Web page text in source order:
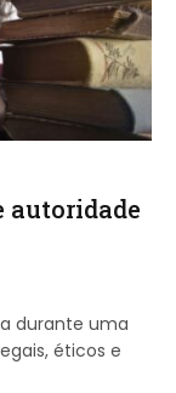
autoridade
durante uma
éticos e